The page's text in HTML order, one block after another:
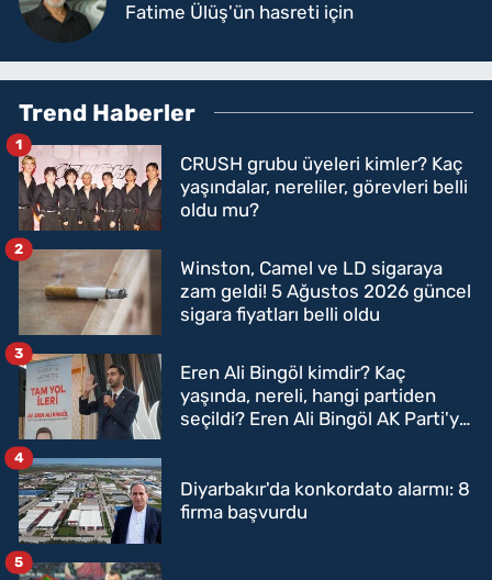
Fatime Ülüş'ün hasreti için
Trend Haberler
CRUSH grubu üyeleri kimler? Kaç
yaşındalar, nereliler, görevleri belli
oldu mu?
1
Winston, Camel ve LD sigaraya
zam geldi! 5 Ağustos 2026 güncel
sigara fiyatları belli oldu
2
Eren Ali Bingöl kimdir? Kaç
yaşında, nereli, hangi partiden
seçildi? Eren Ali Bingöl AK Parti'ye
3
Diyarbakır'da konkordato alarmı: 8
firma başvurdu
4
5